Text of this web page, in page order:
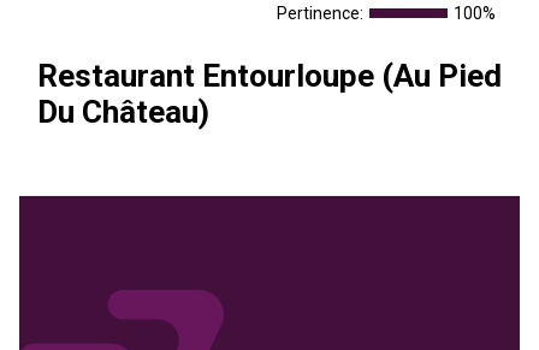
Restaurant Entourloupe (Au Pied
Du Château)
Pertinence: 100%